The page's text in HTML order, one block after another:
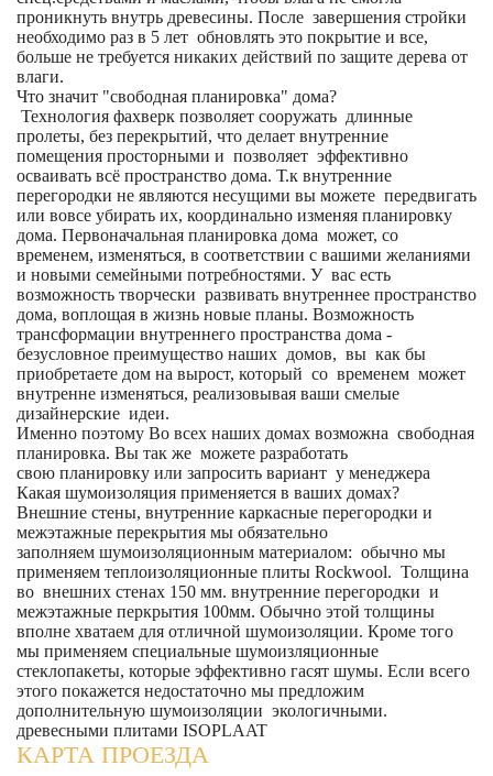
проникнуть внутрь древесины. После завершения стройки
необходимо раз в 5 лет обновлять это покрытие и все,
больше не требуется никаких действий по защите дерева от
влаги.
Что значит "свободная планировка" дома?
Технология фахверк позволяет сооружать длинные
пролеты, без перекрытий, что делает внутренние
помещения просторными и позволяет эффективно
осваивать всё пространство дома. Т.к внутренние
перегородки не являются несущими вы можете передвигать
или вовсе убирать их, координально изменяя планировку
дома. Первоначальная планировка дома может, со
временем, изменяться, в соответствии с вашими желаниями
и новыми семейными потребностями. У вас есть
возможность творчески развивать внутреннее пространство
дома, воплощая в жизнь новые планы. Возможность
трансформации внутреннего пространства дома -
безусловное преимущество наших домов, вы как бы
приобретаете дом на вырост, который со временем может
внутренне изменяться, реализовывая ваши смелые
дизайнерские идеи.
Именно поэтому Во всех наших домах возможна свободная
планировка. Вы так же можете разработать
свою планировку или запросить вариант у менеджера
Какая шумоизоляция применяется в ваших домах?
Внешние стены, внутренние каркасные перегородки и
межэтажные перекрытия мы обязательно
заполняем шумоизоляционным материалом: обычно мы
применяем теплоизоляционные плиты Rockwool. Толщина
во внешних стенах 150 мм. внутренние перегородки и
межэтажные перкрытия 100мм. Обычно этой толщины
вполне хватаем для отличной шумоизоляции. Кроме того
мы применяем специальные шумоизляционные
стеклопакеты, которые эффективно гасят шумы. Если всего
этого покажется недостаточно мы предложим
дополнительную шумоизоляции экологичными.
древесными плитами ISOPLAAT
КАРТА ПРОЕЗДА